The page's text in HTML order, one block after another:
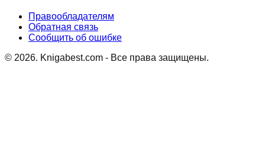
Правообладателям
Обратная связь
Сообщить об ошибке
© 2026. Knigabest.com - Все права защищены.